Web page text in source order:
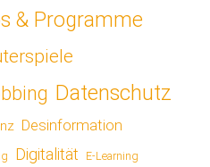
& Programme
Datenschutz
Desinformation
Digitalität E-Learning